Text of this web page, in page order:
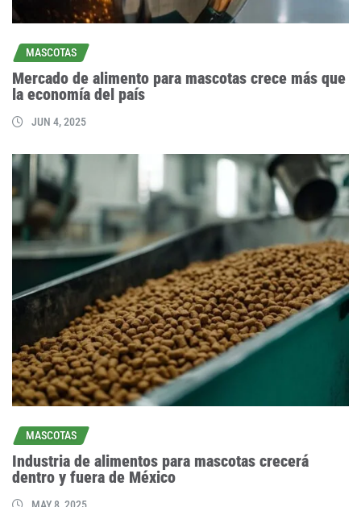
MASCOTAS
Mercado de alimento para mascotas crece más que
la economía del país
JUN 4, 2025
MASCOTAS
Industria de alimentos para mascotas crecerá
dentro y fuera de México